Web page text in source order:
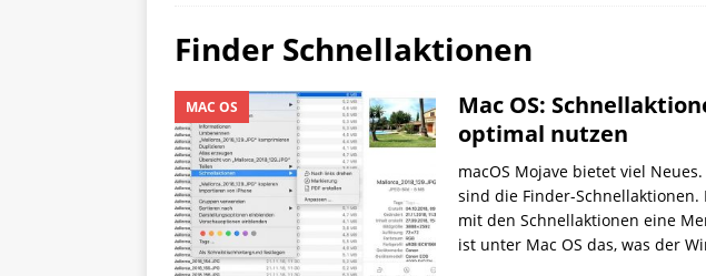
Finder Schnellaktionen
MAC OS
Mac OS:
optimal nutzen
macOS Mojave bietet viel
sind die Finder-
mit den Schnellaktionen eine
ist unter Mac OS das, was der